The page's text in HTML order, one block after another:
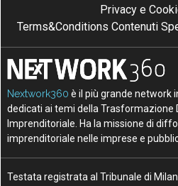
Privacy e
Terms&Conditions Contenuti
Nextwork360 è il più grande network
dedicati ai temi della Trasformazione
Imprenditoriale. Ha la missione di
imprenditoriale nelle imprese e
Testata registrata al Tribunale di